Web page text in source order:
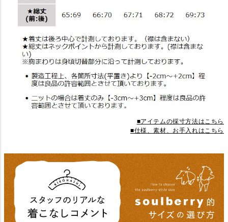
■アイテムの採寸方法はこちら
■仕様、素材、お手入れはこちら